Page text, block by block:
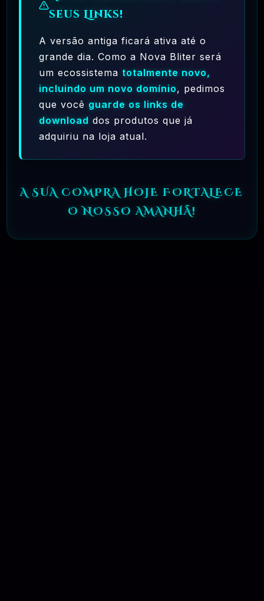
seus Links!
A versão antiga ficará ativa até o
grande dia. Como a Nova Bliter será
um ecossistema totalmente novo,
incluindo um novo domínio, pedimos
que você guarde os links de
download dos produtos que já
adquiriu na loja atual.
A SUA COMPRA HOJE FORTALECE
O NOSSO AMANHÃ!